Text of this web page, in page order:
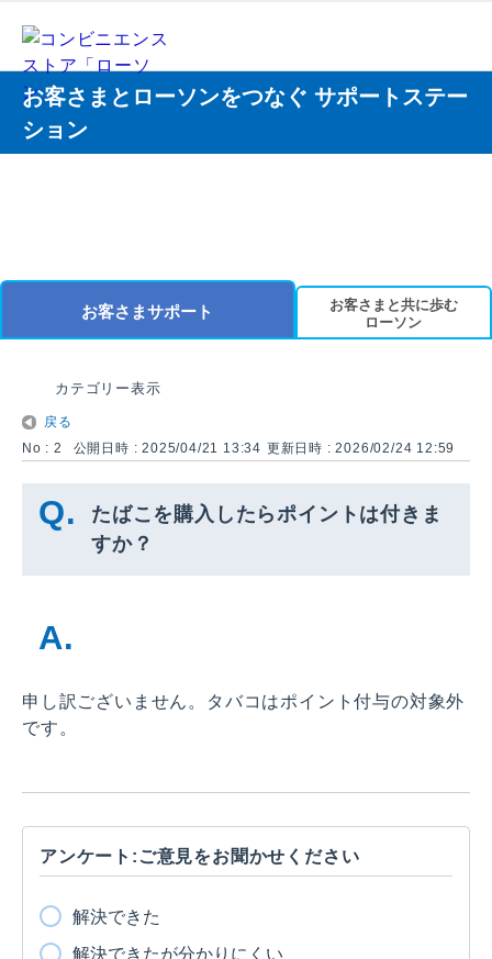
お客さまとローソンをつなぐ サポートステー
ション
お客さまサポート
お客さまと共に歩む
ローソン
カテゴリー表示
戻る
No : 2
公開日時 : 2025/04/21 13:34 更新日時 : 2026/02/24 12:59
たばこを購入したらポイントは付きま
すか？
申し訳ございません。タバコはポイント付与の対象外
です。
アンケート:ご意見をお聞かせください
解決できた
解決できたが分かりにくい